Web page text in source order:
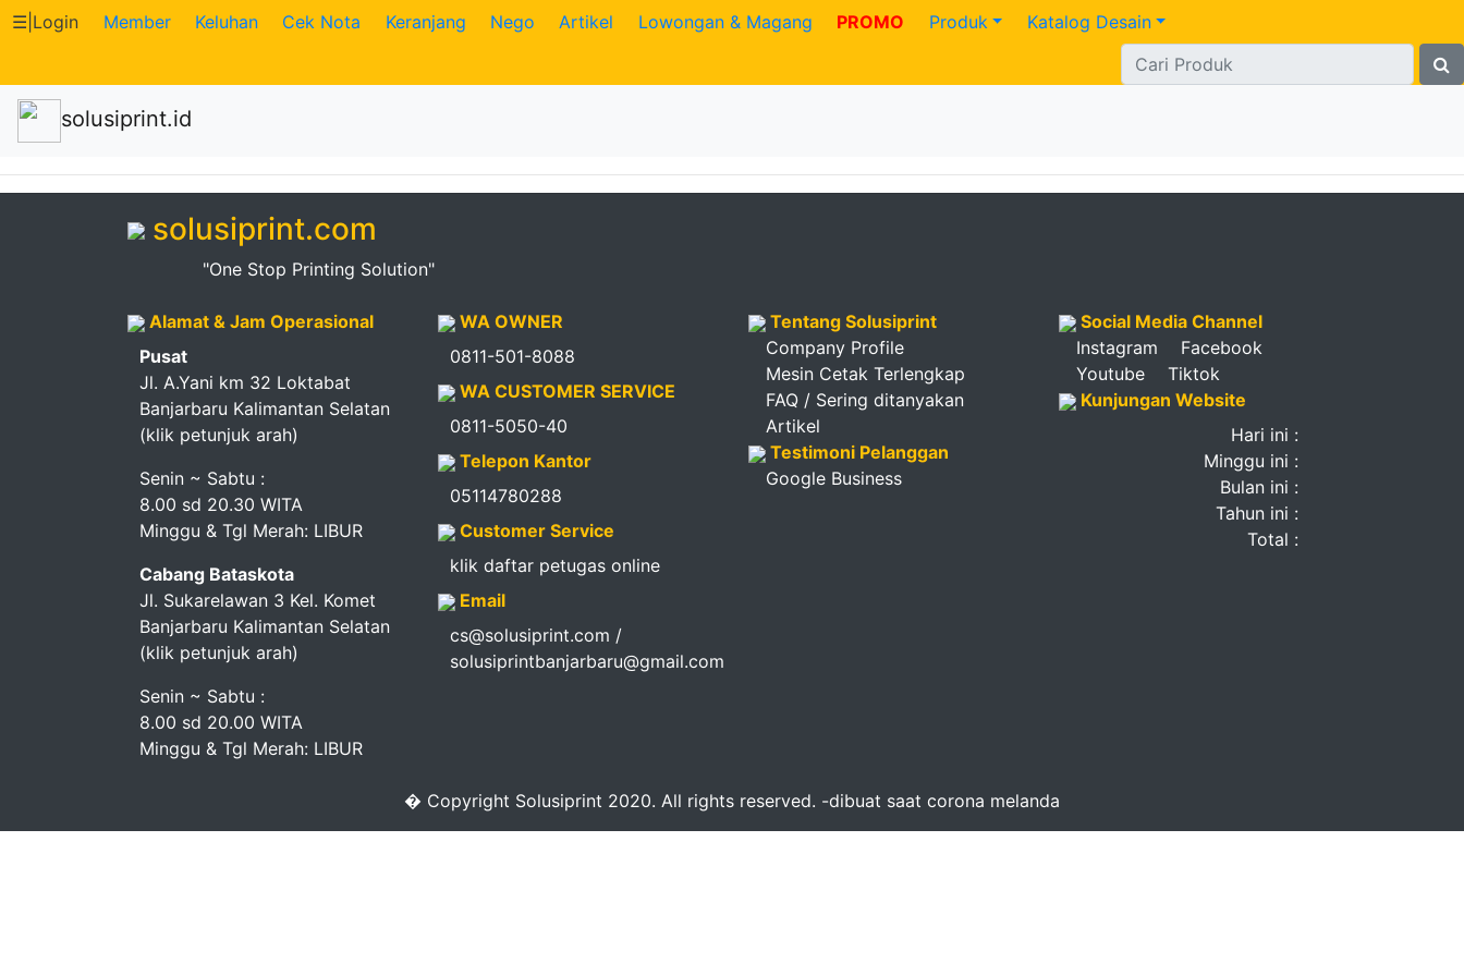
Katalog
Produk
Petugas
Riwayat
Pembayaran
Pendapatan
Password
☰ Login Member Keluhan Cek Nota Keranjang Nego Artikel Lowongan & Magang PROMO Produk Katalog Desain
solusiprint.id
solusiprint.com
"One Stop Printing Solution"
Alamat & Jam Operasional
Pusat
Jl. A.Yani km 32 Loktabat
Banjarbaru Kalimantan Selatan
(klik petunjuk arah)
Senin ~ Sabtu :
8.00 sd 20.30 WITA
Minggu & Tgl Merah: LIBUR
Cabang Bataskota
Jl. Sukarelawan 3 Kel. Komet
Banjarbaru Kalimantan Selatan
(klik petunjuk arah)
Senin ~ Sabtu :
8.00 sd 20.00 WITA
Minggu & Tgl Merah: LIBUR
WA OWNER
0811-501-8088
WA CUSTOMER SERVICE
0811-5050-40
Telepon Kantor
05114780288
Customer Service
klik daftar petugas online
Email
cs@solusiprint.com /
solusiprintbanjarbaru@gmail.com
Tentang Solusiprint
Company Profile
Mesin Cetak Terlengkap
FAQ / Sering ditanyakan
Artikel
Testimoni Pelanggan
Google Business
Social Media Channel
Instagram
Facebook
Youtube
Tiktok
Kunjungan Website
Hari ini :
Minggu ini :
Bulan ini :
Tahun ini :
Total :
� Copyright Solusiprint 2020. All rights reserved. -dibuat saat corona melanda